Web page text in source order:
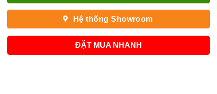
Hệ thống Showroom
ĐẶT MUA NHANH